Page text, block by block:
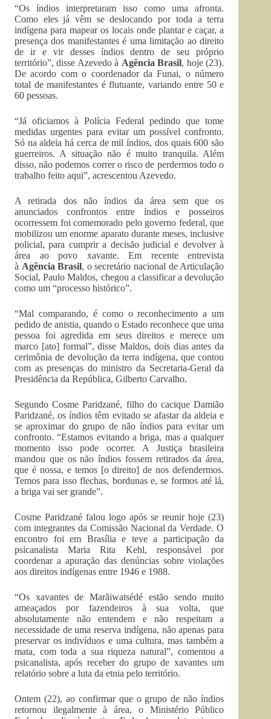
“Os índios interpretaram isso como uma afronta.
Como eles já vêm se deslocando por toda a terra
indígena para mapear os locais onde plantar e caçar, a
presença dos manifestantes é uma limitação ao direito
de ir e vir desses índios dentro de seu próprio
território”, disse Azevedo à Agência Brasil, hoje (23).
De acordo com o coordenador da Funai, o número
total de manifestantes é flutuante, variando entre 50 e
60 pessoas.
“Já oficiamos à Polícia Federal pedindo que tome
medidas urgentes para evitar um possível confronto.
Só na aldeia há cerca de mil índios, dos quais 600 são
guerreiros. A situação não é muito tranquila. Além
disso, não podemos correr o risco de perdermos todo o
trabalho feito aqui”, acrescentou Azevedo.
A retirada dos não índios da área sem que os
anunciados confrontos entre índios e posseiros
ocorressem foi comemorado pelo governo federal, que
mobilizou um enorme aparato durante meses, inclusive
policial, para cumprir a decisão judicial e devolver à
área ao povo xavante. Em recente entrevista
à Agência Brasil, o secretário nacional de Articulação
Social, Paulo Maldos, chegou a classificar a devolução
como um “processo histórico”.
“Mal comparando, é como o reconhecimento a um
pedido de anistia, quando o Estado reconhece que uma
pessoa foi agredida em seus direitos e merece um
marco [ato] formal”, disse Maldos, dois dias antes da
cerimônia de devolução da terra indígena, que contou
com as presenças do ministro da Secretaria-Geral da
Presidência da República, Gilberto Carvalho.
Segundo Cosme Paridzané, filho do cacique Damião
Paridzané, os índios têm evitado se afastar da aldeia e
se aproximar do grupo de não índios para evitar um
confronto. “Estamos evitando a briga, mas a qualquer
momento isso pode ocorrer. A Justiça brasileira
mandou que os não índios fossem retirados da área,
que é nossa, e temos [o direito] de nos defendermos.
Temos para isso flechas, bordunas e, se formos até lá,
a briga vai ser grande”.
Cosme Paridzané falou logo após se reunir hoje (23)
com integrantes da Comissão Nacional da Verdade. O
encontro foi em Brasília e teve a participação da
psicanalista Maria Rita Kehl, responsável por
coordenar a apuração das denúncias sobre violações
aos direitos indígenas entre 1946 e 1988.
“Os xavantes de Marãiwatsédé estão sendo muito
ameaçados por fazendeiros à sua volta, que
absolutamente não entendem e não respeitam a
necessidade de uma reserva indígena, não apenas para
preservar os indivíduos e uma cultura, mas também a
mata, com toda a sua riqueza natural”, comentou a
psicanalista, após receber do grupo de xavantes um
relatório sobre a luta da etnia pelo território.
Ontem (22), ao confirmar que o grupo de não índios
retornou ilegalmente à área, o Ministério Público